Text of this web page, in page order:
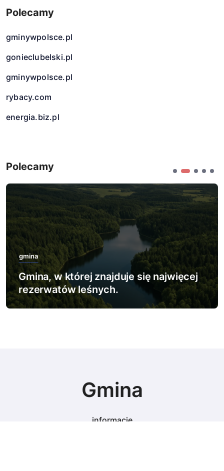
Polecamy
gminywpolsce.pl
gonieclubelski.pl
gminywpolsce.pl
rybacy.com
energia.biz.pl
Polecamy
gmina
Gmina, w której znajduje się najwięcej
rezerwatów leśnych.
Gmina
informacje